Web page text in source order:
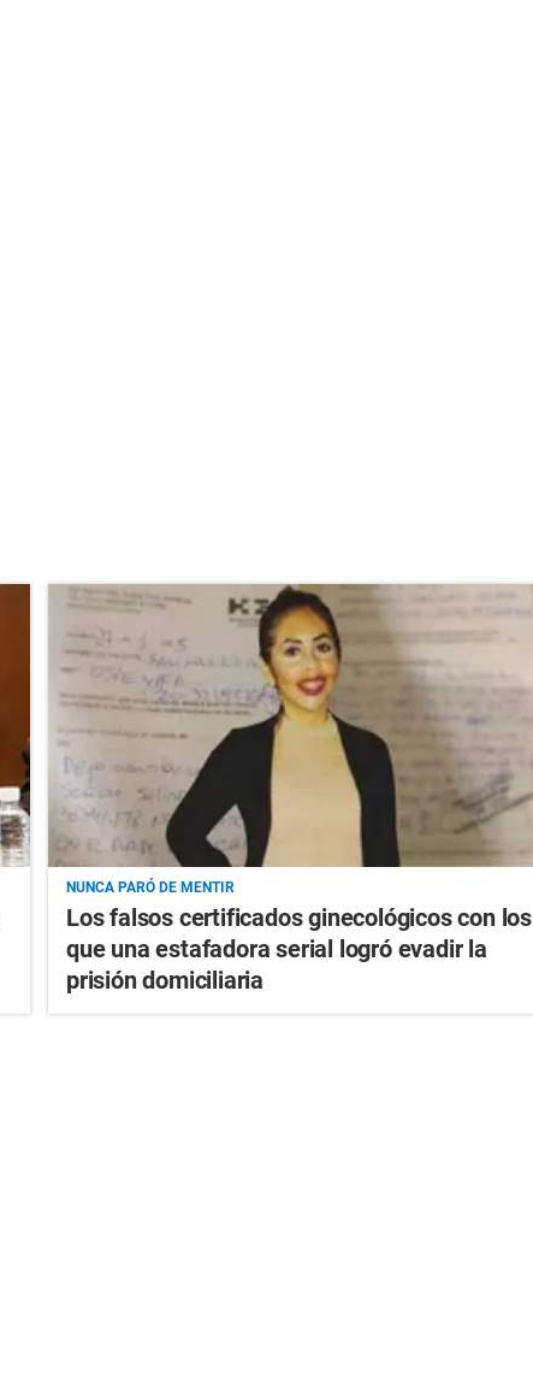
NUNCA PARÓ DE MENTIR
Los falsos certificados ginecológicos con los
que una estafadora serial logró evadir la
prisión domiciliaria